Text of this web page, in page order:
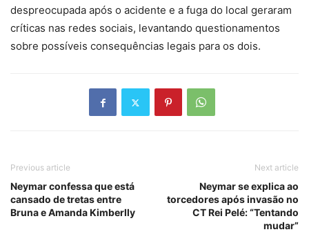
despreocupada após o acidente e a fuga do local geraram
críticas nas redes sociais, levantando questionamentos
sobre possíveis consequências legais para os dois.
Previous article
Neymar confessa que está
cansado de tretas entre
Bruna e Amanda Kimberlly
Next article
Neymar se explica ao
torcedores após invasão no
CT Rei Pelé: “Tentando
mudar”